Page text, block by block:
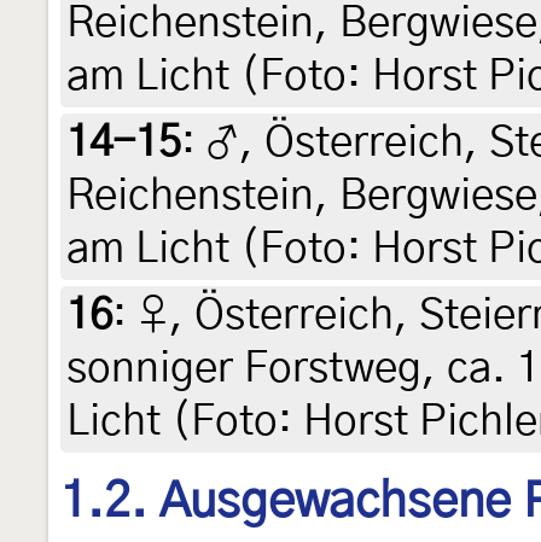
Reichenstein,
am Licht (Foto: Horst
14-15: ♂, Österreich,
Reichenstein,
am Licht (Foto: Horst
16: ♀, Österreich,
sonniger Forstweg, ca.
Licht (Foto: Horst
1.2. Ausgewachsene